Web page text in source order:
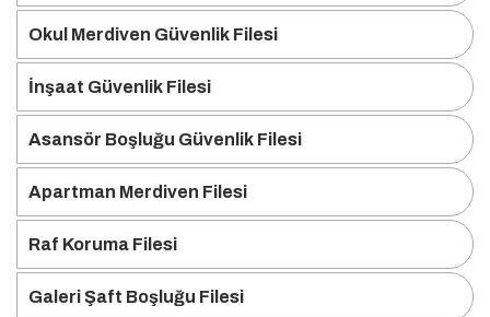
Okul Merdiven Güvenlik Filesi
İnşaat Güvenlik Filesi
Asansör Boşluğu Güvenlik Filesi
Apartman Merdiven Filesi
Raf Koruma Filesi
Galeri Şaft Boşluğu Filesi